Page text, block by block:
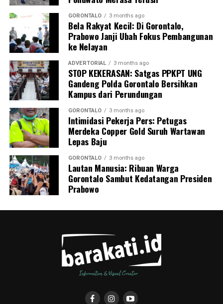
GORONTALO 3 months ago
Bela Rakyat Kecil: Di Gorontalo,
Prabowo Janji Ubah Fokus Pembangunan
ke Nelayan
ADVERTORIAL 3 months ago
STOP KEKERASAN: Satgas PPKPT UNG
Gandeng Polda Gorontalo Bersihkan
Kampus dari Perundungan
GORONTALO 3 months ago
Intimidasi Pekerja Pers: Petugas
Merdeka Copper Gold Suruh Wartawan
Lepas Baju
GORONTALO 3 months ago
Lautan Manusia: Ribuan Warga
Gorontalo Sambut Kedatangan Presiden
Prabowo